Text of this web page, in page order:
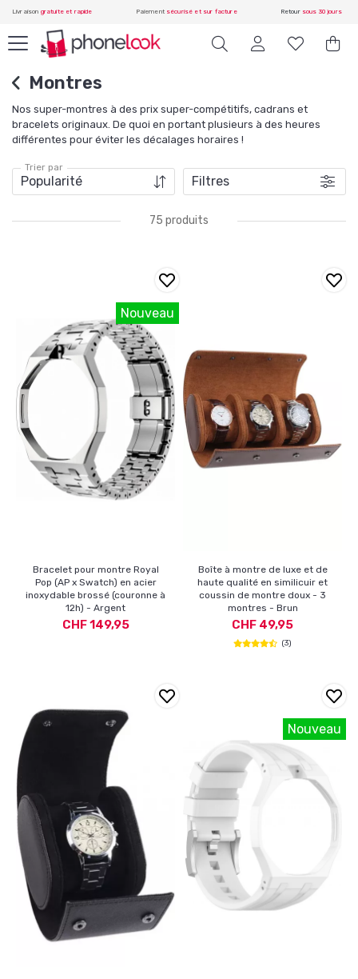
Livraison gratuite et rapide Paiement sécurisé et sur facture Retour sous 30 jours
Montres
Nos super-montres à des prix super-compétitifs, cadrans et
bracelets originaux. De quoi en portant plusieurs à des heures
différentes pour éviter les décalages horaires !
Trier par
Filtres
75 produits
Bracelet pour montre Royal
Pop (AP x Swatch) en acier
inoxydable brossé (couronne à
12h) - Argent
CHF 149,95
Nouveau
Boîte à montre de luxe et de
haute qualité en similicuir et
coussin de montre doux - 3
montres - Brun
CHF 49,95
(3)
Nouveau